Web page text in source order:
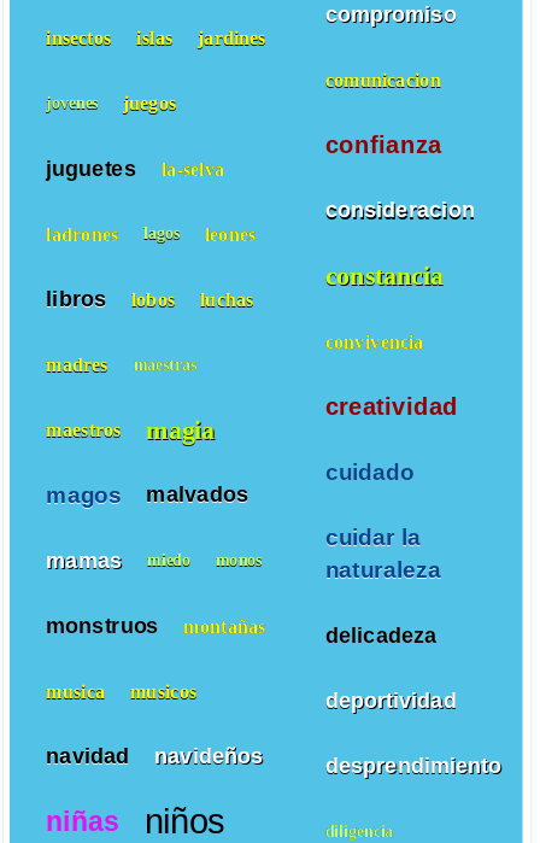
compromiso
comunicacion
confianza
consideracion
constancia
convivencia
creatividad
cuidado
cuidar la
naturaleza
delicadeza
deportividad
desprendimiento
diligencia
insectos islas jardines
jovenes juegos
juguetes la-selva
ladrones lagos leones
libros lobos luchas
madres maestras
maestros magia
magos malvados
mamas miedo monos
monstruos montañas
musica musicos
navidad navideños
niñas niños